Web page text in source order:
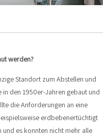
werden?
Standort zum Abstellen und
den 1950er-Jahren gebaut und
die Anforderungen an eine
erdbebenertüchtigt
es konnten nicht mehr alle